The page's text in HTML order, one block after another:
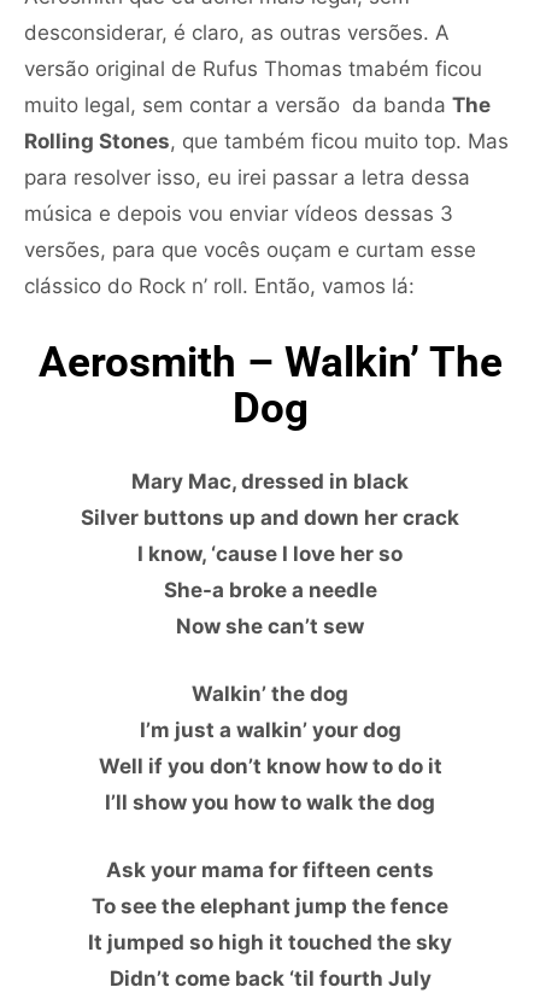
desconsiderar, é claro, as outras versões. A
versão original de Rufus Thomas tmabém ficou
muito legal, sem contar a versão da banda The
Rolling Stones, que também ficou muito top. Mas
para resolver isso, eu irei passar a letra dessa
música e depois vou enviar vídeos dessas 3
versões, para que vocês ouçam e curtam esse
clássico do Rock n’ roll. Então, vamos lá:
Aerosmith – Walkin’ The
Dog
Mary Mac, dressed in black
Silver buttons up and down her crack
I know, ‘cause I love her so
She-a broke a needle
Now she can’t sew
Walkin’ the dog
I’m just a walkin’ your dog
Well if you don’t know how to do it
I’ll show you how to walk the dog
Ask your mama for fifteen cents
To see the elephant jump the fence
It jumped so high it touched the sky
Didn’t come back ‘til fourth July